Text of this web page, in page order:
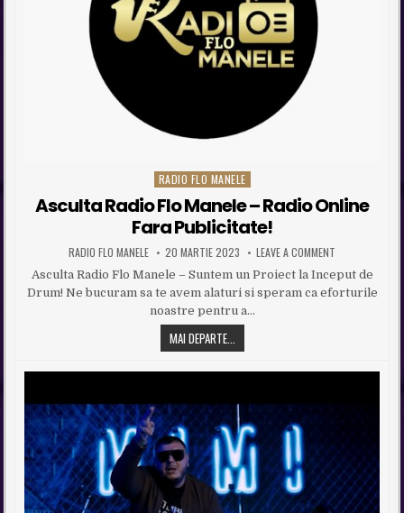
Posted in
RADIO FLO MANELE
Asculta Radio Flo Manele – Radio Online
Fara Publicitate!
AUTHOR:
RADIO FLO MANELE PUBLISHED DATE:
20 MARTIE 2023 LEAVE A COMMENT
Asculta Radio Flo Manele – Suntem un Proiect la Inceput de
Drum! Ne bucuram sa te avem alaturi si speram ca eforturile
noastre pentru a…
MAI DEPARTE...